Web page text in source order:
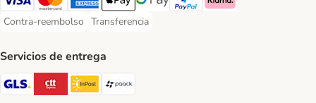
Visa Payment Method
Mastercard Payment Method
American Express Payment Method
Apple Pay Payment Method
Google Pay Payment Method
PayPal Payment Method
Klarna Payment Method
Contra-reembolso
Contra-reembolso Payment Method
Transferencia
Transferencia Payment Method
Servicios de entrega
GLS Shipping Method
CTTExpress Shipping Method
InPost Shipping Method
paack Shipping Method